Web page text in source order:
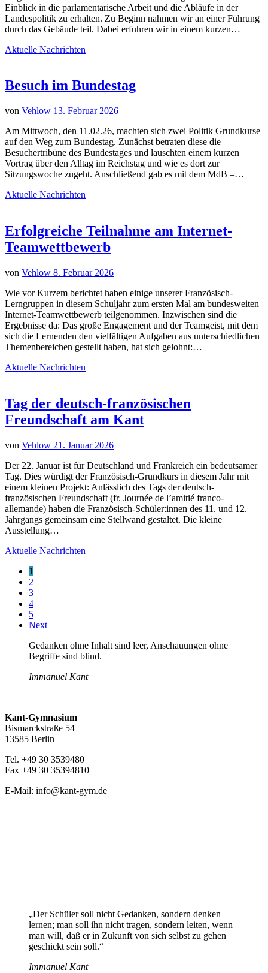
Einblick in die parlamentarische Arbeit und die Abläufe in der
Landespolitik zu erhalten. Zu Beginn nahmen wir an einer Führung
durch das Gebäude teil. Dabei erfuhren wir in einem kurzen…
Aktuelle Nachrichten
Besuch im Bundestag
von Vehlow 13. Februar 2026
Am Mittwoch, den 11.02.26, machten sich zwei Politik Grundkurse
auf den Weg zum Bundestag. Zunächst betraten diese die
Besuchertribüne des Bundestages und lauschten einem kurzen
Vortrag über den Alltag im Reichstag und wie es dort zur
Sitzungswoche zugeht. Anschließend gab es mit dem MdB –…
Aktuelle Nachrichten
Erfolgreiche Teilnahme am Internet-
Teamwettbewerb
von Vehlow 8. Februar 2026
Wie vor Kurzem berichtet haben einige unserer Französisch-
Lerngruppen in diesem Schuljahr zum ersten Mal am bundesweiten
Internet-Teamwettbewerb teilgenommen. Inzwischen sind die
Ergebnisse da: Das große Engagement und der Teamgeist, mit dem
sich die Lernenden den vielfältigen Aufgaben aus unterschiedlichen
Themenbereichen gestellt haben, hat sich gelohnt:…
Aktuelle Nachrichten
Tag der deutsch-französischen
Freundschaft am Kant
von Vehlow 21. Januar 2026
Der 22. Januar ist für Deutschland und Frankreich ein bedeutsamer
Tag. Dies würdigt der Französisch-Grundkurs in diesem Jahr mit
einem kleinen Projekt: Anlässlich des Tags der deutsch-
französischen Freundschaft (fr. Journée de l’amitié franco-
allemande) haben die Französisch-Schüler:innen des 11. und 12.
Jahrgangs gemeinsam eine Stellwand gestaltet. Die kleine
Ausstellung…
Aktuelle Nachrichten
1
2
3
4
5
Next
Gedanken ohne Inhalt sind leer, Anschauungen ohne
Begriffe sind blind.
Immanuel Kant
Kant-Gymnasium
Bismarckstraße 54
13585 Berlin
Tel. +49 30 3539480
Fax +49 30 35394810
E-Mail: info@kant-gym.de
„Der Schüler soll nicht Gedanken, sondern denken
lernen; man soll ihn nicht tragen, sondern leiten, wenn
man will, daß er in Zukunft von sich selbst zu gehen
geschickt sein soll.“
Immanuel Kant